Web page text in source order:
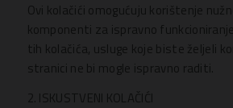
Ovi kolačići omogućuju korištenje
komponenti za ispravno
tih kolačića, usluge koje biste željeli
stranici ne bi mogle ispravno raditi.
2. ISKUSTVENI KOLAČIĆI